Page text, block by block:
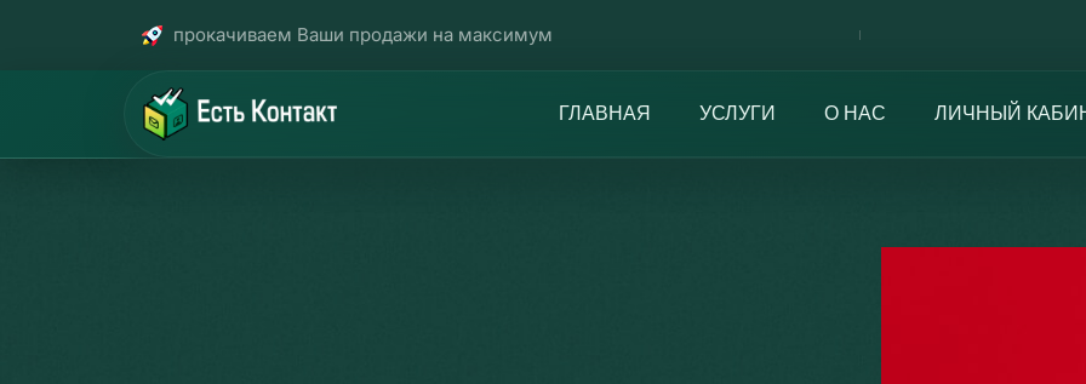
прокачиваем Ваши продажи на максимум
ГЛАВНАЯ УСЛУГИ О НАС ЛИЧНЫЙ